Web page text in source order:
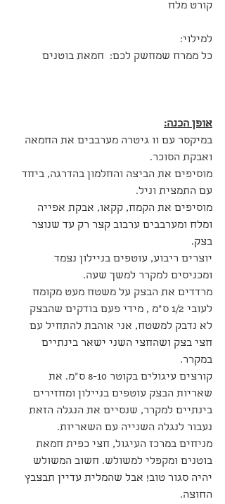
קורט מלח
למילוי:
כל ממרח שמחשק לכם:  חמאת בוטנים
אופן הכנה:
במיקסר עם וו גיטרה מערבבים את החמאה
ואבקת הסוכר.
מוסיפים את הביצה והחלמון בהדרגה, ביחד
עם התמצית וניל.
מוסיפים את הקמח, קקאו, אבקת אפייה
ומלח ומערבבים ערבוב קצר רק עד שנוצר
בצק.
יוצרים ריבוע, עוטפים בניילון נצמד
ומכניסים למקרר למשך שעה.
מרדדים את הבצק על משטח מעט מקומח
לעובי 1/2 ס"מ , מידי פעם בודקים שהבצק
לא נדבק למשטח, אני אוהבת להתחיל עם
חצי בצק ושהחצי השני ישאר בינתיים
במקרר.
קורצים עיגולים בקוטר 8-10 ס"מ. את
שאריות הבצק עוטפים בניילון ומחזירים
בינתיים למקרר, שנסיים את הנגלה הזאת
נעבור לנגלה השנייה עם השאריות.
מניחים במרכז העיגול, חצי כפית חמאת
בוטנים ומקפלי למשולש. חשוב המשולש
יהיה סגור טוב! אבל שהמלית עדיין תבצבץ
החוצה.